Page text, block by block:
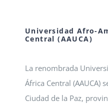
Universidad Afro-
Central (AAUCA)
La renombrada
África Central (AAUCA)
Ciudad de la Paz,